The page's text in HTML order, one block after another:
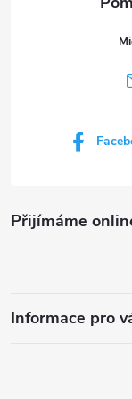
Přijímáme
Informace pro